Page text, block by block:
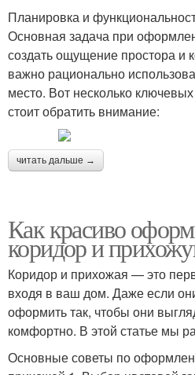
Планировка и
Основная задача при
создать ощущение простора и
важно рационально
место. Вот несколько
стоит обратить внимание:
читать дальше →
Как красиво
коридор и
Коридор и прихожая — это
входя в ваш дом. Даже если
оформить так, чтобы они
комфортно. В этой статье мы
Основные советы по